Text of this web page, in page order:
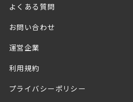
よくある質問
お問い合わせ
運営企業
利用規約
プライバシーポリシー